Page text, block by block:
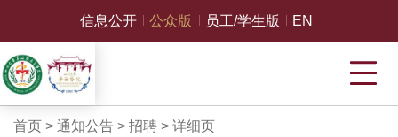
信息公开 公众版 员工/学生版 EN
首页 > 通知公告> 招聘> 详细页